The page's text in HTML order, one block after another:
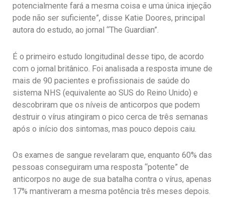
potencialmente fará a mesma coisa e uma única injeção
pode não ser suficiente”, disse Katie Doores, principal
autora do estudo, ao jornal “The Guardian”.
É o primeiro estudo longitudinal desse tipo, de acordo
com o jornal britânico. Foi analisada a resposta imune de
mais de 90 pacientes e profissionais de saúde do
sistema NHS (equivalente ao SUS do Reino Unido) e
descobriram que os níveis de anticorpos que podem
destruir o vírus atingiram o pico cerca de três semanas
após o início dos sintomas, mas pouco depois caiu.
Os exames de sangue revelaram que, enquanto 60% das
pessoas conseguiram uma resposta “potente” de
anticorpos no auge de sua batalha contra o vírus, apenas
17% mantiveram a mesma potência três meses depois.